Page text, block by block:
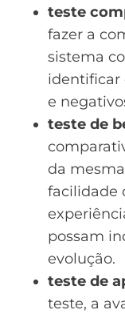
teste
fazer a
sistema
identificar
e
teste de
da
facilidade
possam
evolução.
teste de
teste, a